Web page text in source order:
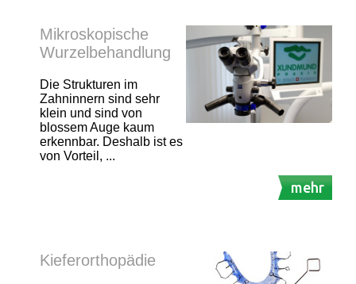
Mikroskopische
Wurzelbehandlung
Die Strukturen im
Zahninnern sind sehr
klein und sind von
blossem Auge kaum
erkennbar. Deshalb ist es
von Vorteil, ...
mehr
Kieferorthopädie